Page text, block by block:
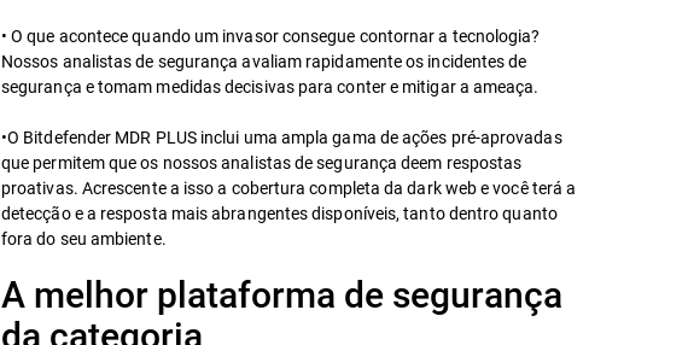
• O que acontece quando um invasor consegue contornar a tecnologia?
Nossos analistas de segurança avaliam rapidamente os incidentes de
segurança e tomam medidas decisivas para conter e mitigar a ameaça.
•O Bitdefender MDR PLUS inclui uma ampla gama de ações pré-aprovadas
que permitem que os nossos analistas de segurança deem respostas
proativas. Acrescente a isso a cobertura completa da dark web e você terá a
detecção e a resposta mais abrangentes disponíveis, tanto dentro quanto
fora do seu ambiente.
A melhor plataforma de segurança
da categoria